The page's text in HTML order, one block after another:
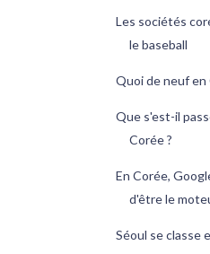
Les sociétés
le baseball
Quoi de neuf en
Que s'est-il
Corée ?
En Corée,
d'être le
Séoul se classe